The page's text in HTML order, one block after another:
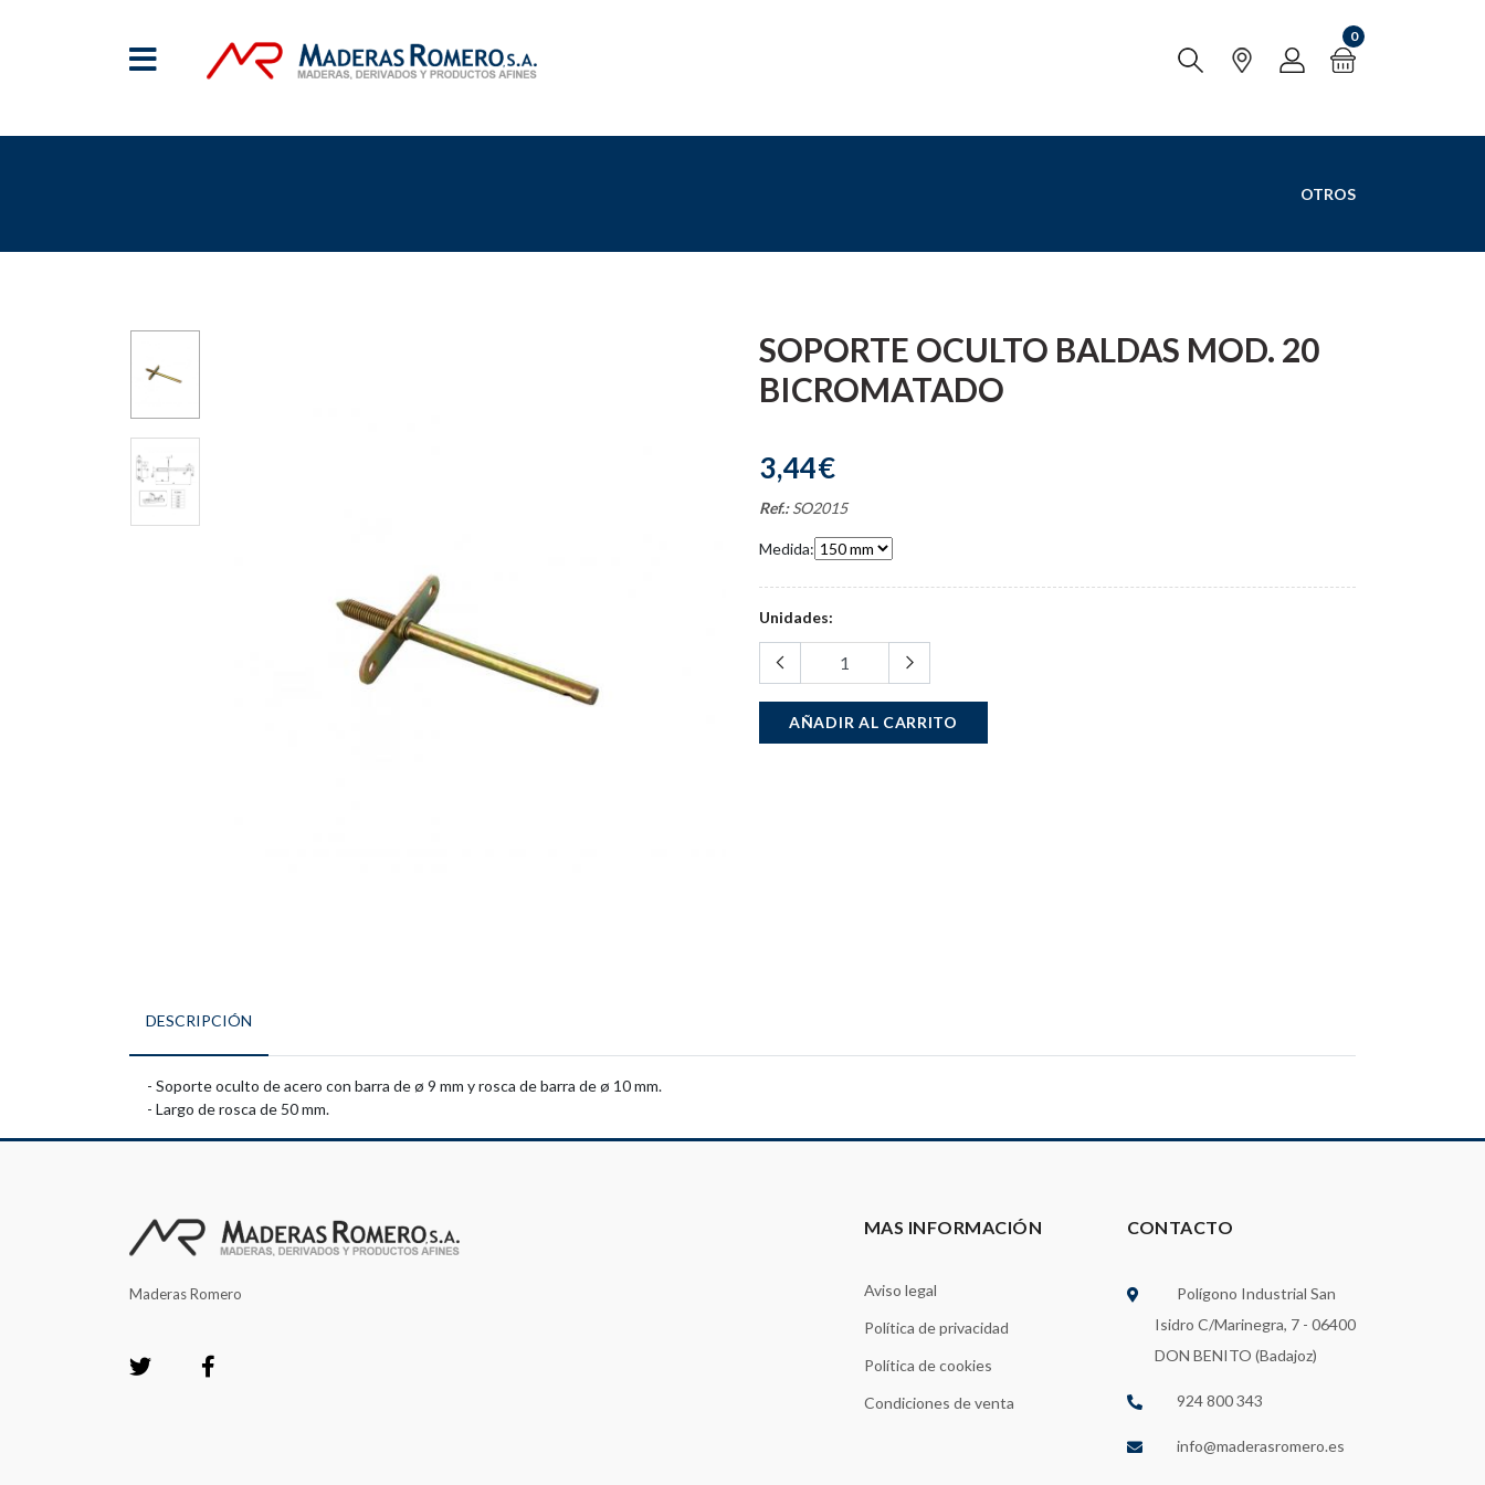
0
OTROS
SOPORTE OCULTO BALDAS MOD. 20
BICROMATADO
3,44€
Ref.: SO2015
Medida:
Unidades:
AÑADIR AL CARRITO
DESCRIPCIÓN
- Soporte oculto de acero con barra de ø 9 mm y rosca de barra de ø 10 mm.
- Largo de rosca de 50 mm.
Maderas Romero
MAS INFORMACIÓN
Aviso legal
Política de privacidad
Política de cookies
Condiciones de venta
CONTACTO
Polígono Industrial San
Isidro C/Marinegra, 7 - 06400
DON BENITO (Badajoz)
924 800 343
info@maderasromero.es